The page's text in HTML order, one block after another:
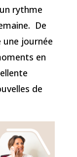
rythme
De
journée
en
de